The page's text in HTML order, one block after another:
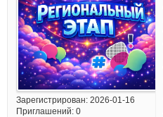
Зарегистрирован: 2026-01-16
Приглашений:0